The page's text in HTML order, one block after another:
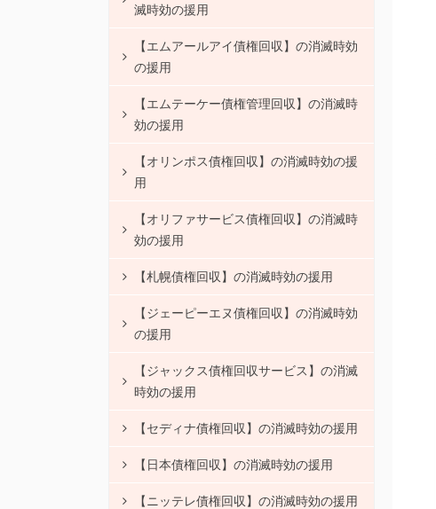
滅時効の援用
【エムアールアイ債権回収】の消滅時効
の援用
【エムテーケー債権管理回収】の消滅時
効の援用
【オリンポス債権回収】の消滅時効の援
用
【オリファサービス債権回収】の消滅時
効の援用
【札幌債権回収】の消滅時効の援用
【ジェーピーエヌ債権回収】の消滅時効
の援用
【ジャックス債権回収サービス】の消滅
時効の援用
【セディナ債権回収】の消滅時効の援用
【日本債権回収】の消滅時効の援用
【ニッテレ債権回収】の消滅時効の援用